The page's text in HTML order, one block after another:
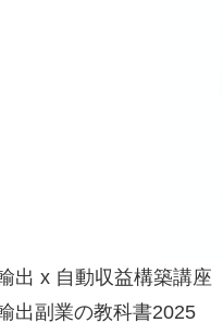
出 x 自動収益構築講座
出副業の教科書2025